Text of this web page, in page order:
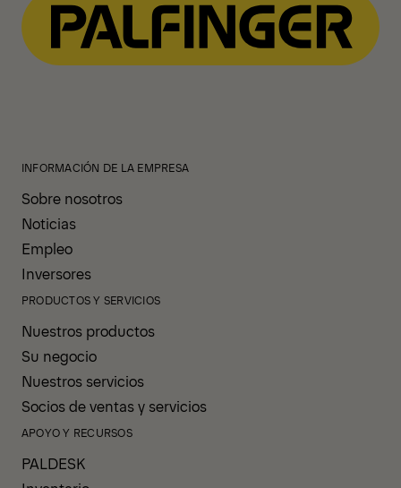
INFORMACIÓN DE LA EMPRESA
Sobre nosotros
Noticias
Empleo
Inversores
PRODUCTOS Y SERVICIOS
Nuestros productos
Su negocio
Nuestros servicios
Socios de ventas y servicios
APOYO Y RECURSOS
PALDESK